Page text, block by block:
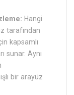
Hangi
tarafından
kapsamlı
sunar. Aynı
bir arayüz